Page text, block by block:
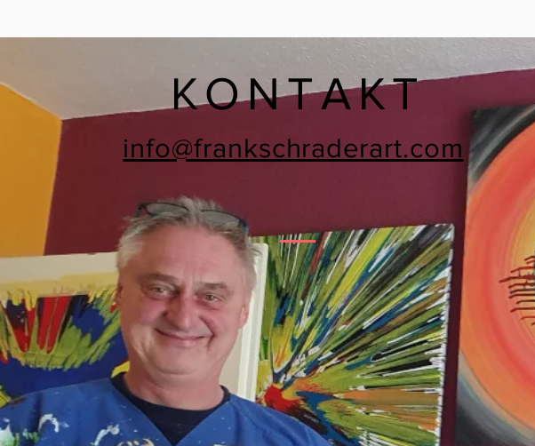
KONTAKT
info@frankschraderart.com